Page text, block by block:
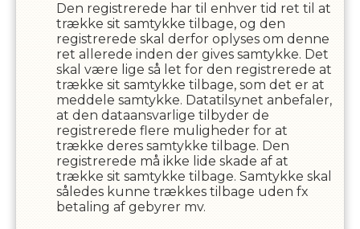
Den registrerede har til enhver tid ret til at
trække sit samtykke tilbage, og den
registrerede skal derfor oplyses om denne
ret allerede inden der gives samtykke. Det
skal være lige så let for den registrerede at
trække sit samtykke tilbage, som det er at
meddele samtykke. Datatilsynet anbefaler,
at den dataansvarlige tilbyder de
registrerede flere muligheder for at
trække deres samtykke tilbage. Den
registrerede må ikke lide skade af at
trække sit samtykke tilbage. Samtykke skal
således kunne trækkes tilbage uden fx
betaling af gebyrer mv.